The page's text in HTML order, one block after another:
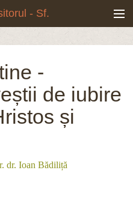
- Sf.
-
de iubire
și
dr. Ioan Bădiliță